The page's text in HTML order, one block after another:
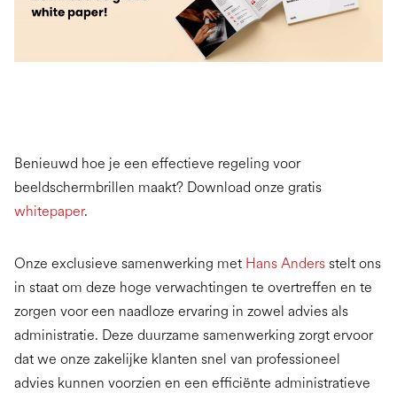
Benieuwd hoe je een effectieve regeling voor
beeldschermbrillen maakt? Download onze gratis
whitepaper.
Onze exclusieve samenwerking met Hans Anders stelt ons
in staat om deze hoge verwachtingen te overtreffen en te
zorgen voor een naadloze ervaring in zowel advies als
administratie. Deze duurzame samenwerking zorgt ervoor
dat we onze zakelijke klanten snel van professioneel
advies kunnen voorzien en een efficiënte administratieve